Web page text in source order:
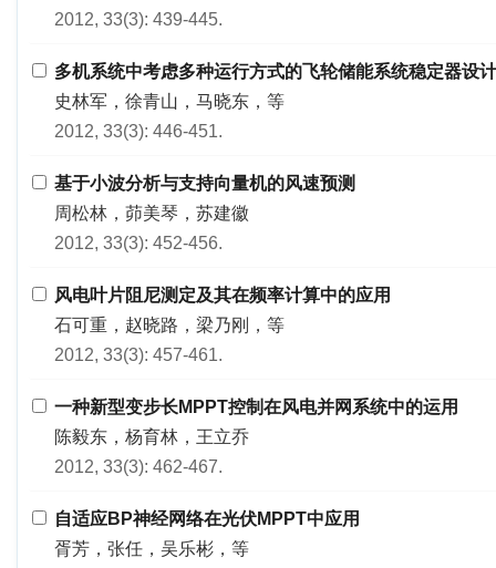
2012, 33(3): 439-445.
多机系统中考虑多种运行方式的飞轮储能系统稳定器设计
史林军，徐青山，马晓东，等
2012, 33(3): 446-451.
基于小波分析与支持向量机的风速预测
周松林，茆美琴，苏建徽
2012, 33(3): 452-456.
风电叶片阻尼测定及其在频率计算中的应用
石可重，赵晓路，梁乃刚，等
2012, 33(3): 457-461.
一种新型变步长MPPT控制在风电并网系统中的运用
陈毅东，杨育林，王立乔
2012, 33(3): 462-467.
自适应BP神经网络在光伏MPPT中应用
胥芳，张任，吴乐彬，等